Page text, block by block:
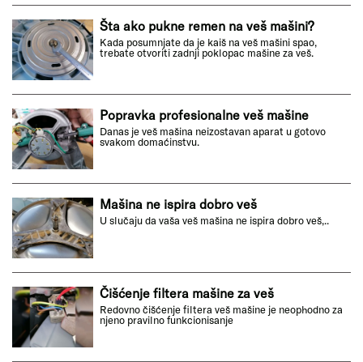
Šta ako pukne remen na veš mašini?
Kada posumnjate da je kaiš na veš mašini spao,
trebate otvoriti zadnji poklopac mašine za veš.
Popravka profesionalne veš mašine
Danas je veš mašina neizostavan aparat u gotovo
svakom domaćinstvu.
Mašina ne ispira dobro veš
U slučaju da vaša veš mašina ne ispira dobro veš,..
Čišćenje filtera mašine za veš
Redovno čišćenje filtera veš mašine je neophodno za
njeno pravilno funkcionisanje